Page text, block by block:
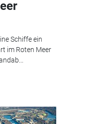
Schiffe ein
im Roten Meer